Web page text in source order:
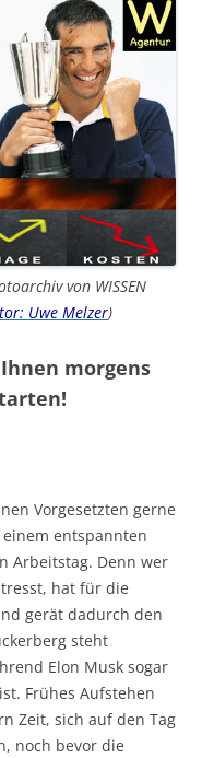
von WISSEN
Uwe Melzer)
morgens
Vorgesetzten gerne
entspannten
Arbeitstag. Denn wer
hat für die
gerät dadurch den
steht
Elon Musk sogar
Frühes Aufstehen
Zeit, sich auf den Tag
noch bevor die